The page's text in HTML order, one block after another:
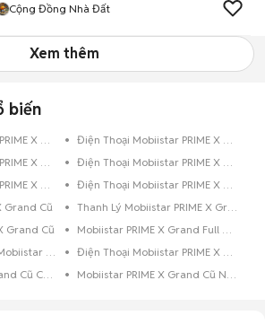
Cộng Đồng Nhà Đất
Xem thêm
biến
Điện Thoại Mobiistar PRIME X Grand 32GB Bạc
Điện Thoại Mobiistar PRIME X Grand 16GB Vàng Hồng
Điện Thoại Mobiistar PRIME X Grand 16GB Vàng
Điện Thoại Mobiistar PRIME X Grand 16GB Trắng
Điện Thoại Mobiistar PRIME X Grand 16GB Đen
Điện Thoại Mobiistar PRIME X Grand 16GB Bạc
Grand Cũ
Thanh Lý Mobiistar PRIME X Grand Cũ
Grand Cũ
Mobiistar PRIME X Grand Full Box
Giao Lưu Điện Thoại Mobiistar PRIME X Grand
Điện Thoại Mobiistar PRIME X Grand Trả Góp
Mobiistar PRIME X Grand Cũ Còn Bảo Hành
Mobiistar PRIME X Grand Cũ Nguyên Zin